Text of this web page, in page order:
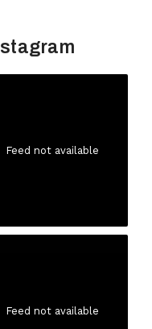
Feed not available
Feed not available